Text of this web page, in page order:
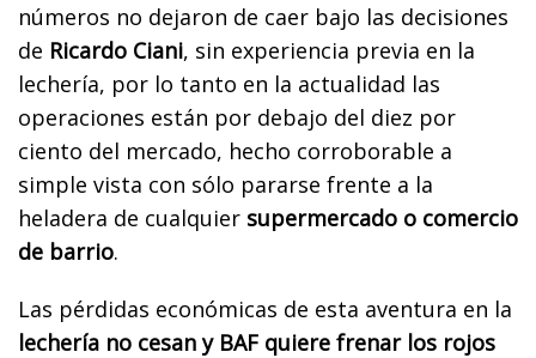
números no dejaron de caer bajo las decisiones
de Ricardo Ciani, sin experiencia previa en la
lechería, por lo tanto en la actualidad las
operaciones están por debajo del diez por
ciento del mercado, hecho corroborable a
simple vista con sólo pararse frente a la
heladera de cualquier supermercado o comercio
de barrio.
Las pérdidas económicas de esta aventura en la
lechería no cesan y BAF quiere frenar los rojos